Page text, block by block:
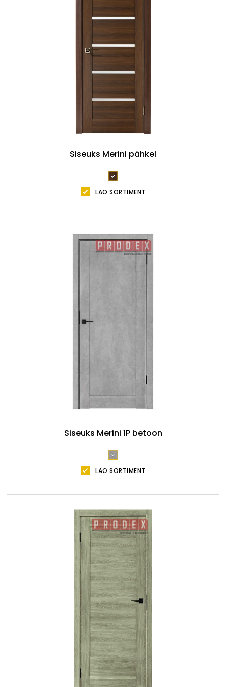
Siseuks Merini pähkel
LAO SORTIMENT
Siseuks Merini 1P betoon
LAO SORTIMENT